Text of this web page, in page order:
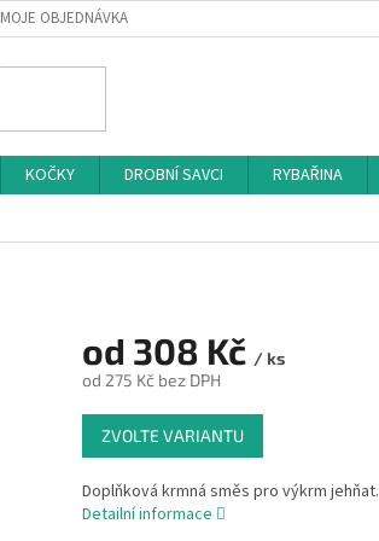
MOJE OBJEDNÁVKA
KOČKY DROBNÍ SAVCI RYBAŘINA
od 308 Kč / ks
od 275 Kčbez DPH
Měrná
cena:
ZVOLTE VARIANTU
Doplňková krmná směs pro výkrm jehňat.
Detailní informace